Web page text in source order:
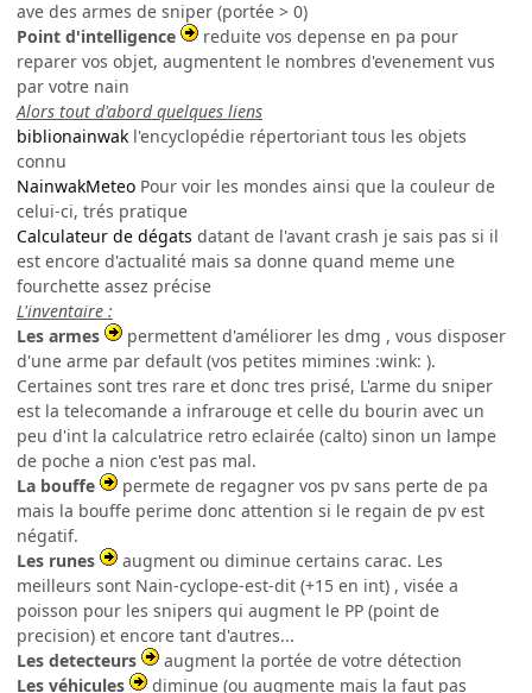
ave des armes de sniper (portée > 0)
Point d'intelligence
reduite vos depense en pa pour
reparer vos objet, augmentent le nombres d'evenement vus
par votre nain
Alors tout d'abord quelques liens
biblionainwak l'encyclopédie répertoriant tous les objets
connu
NainwakMeteo Pour voir les mondes ainsi que la couleur de
celui-ci, trés pratique
Calculateur de dégats datant de l'avant crash je sais pas si il
est encore d'actualité mais sa donne quand meme une
fourchette assez précise
L'inventaire :
Les armes
permettent d'améliorer les dmg , vous disposer
d'une arme par default (vos petites mimines :wink: ).
Certaines sont tres rare et donc tres prisé, L'arme du sniper
est la telecomande a infrarouge et celle du bourin avec un
peu d'int la calculatrice retro eclairée (calto) sinon un lampe
de poche a nion c'est pas mal.
La bouffe
permete de regagner vos pv sans perte de pa
mais la bouffe perime donc attention si le regain de pv est
négatif.
Les runes
augment ou diminue certains carac. Les
meilleurs sont Nain-cyclope-est-dit (+15 en int) , visée a
poisson pour les snipers qui augment le PP (point de
precision) et encore tant d'autres...
Les detecteurs
augment la portée de votre détection
Les véhicules
diminue (ou augmente mais la faut pas